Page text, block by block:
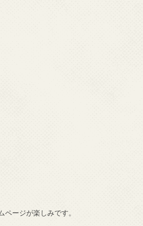
ージが楽しみです。